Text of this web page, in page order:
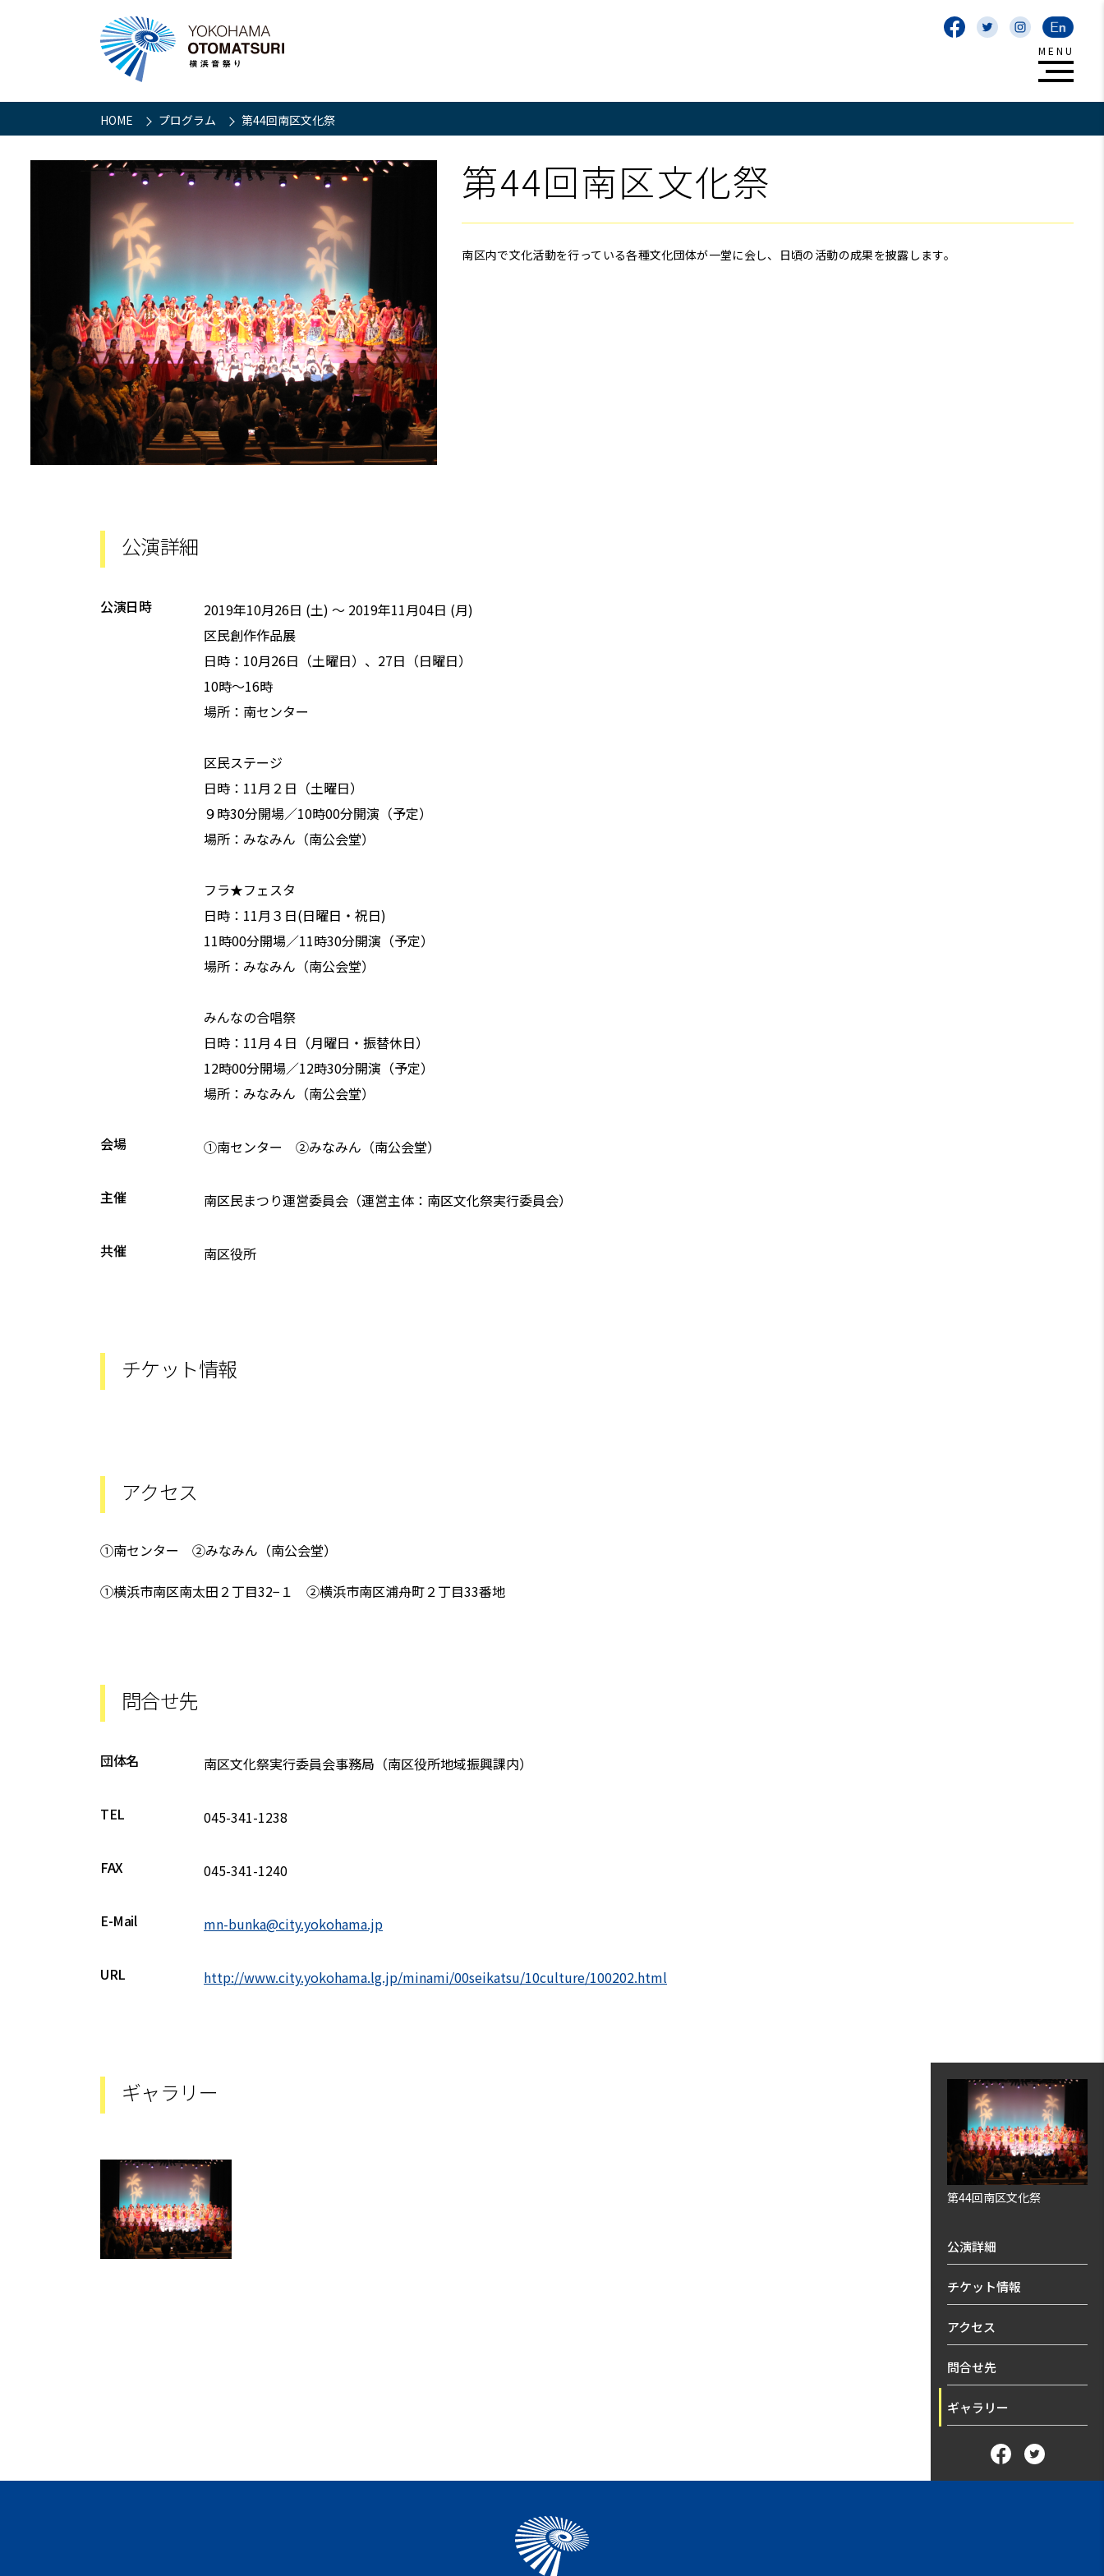
HOME プログラム 第44回南区文化祭
第44回南区文化祭
南区内で文化活動を行っている各種文化団体が一堂に会し、日頃の活動の成果を披露します。
公演詳細
公演日時 2019年10月26日 (土) ～ 2019年11月04日 (月)
区民創作作品展
日時：10月26日（土曜日）、27日（日曜日）
10時～16時
場所：南センター
区民ステージ
日時：11月２日（土曜日）
９時30分開場／10時00分開演（予定）
場所：みなみん（南公会堂）
フラ★フェスタ
日時：11月３日(日曜日・祝日)
11時00分開場／11時30分開演（予定）
場所：みなみん（南公会堂）
みんなの合唱祭
日時：11月４日（月曜日・振替休日）
12時00分開場／12時30分開演（予定）
場所：みなみん（南公会堂）
会場 ①南センター ②みなみん（南公会堂）
主催 南区民まつり運営委員会（運営主体：南区文化祭実行委員会）
共催 南区役所
チケット情報
アクセス
①南センター ②みなみん（南公会堂）
①横浜市南区南太田２丁目32−１ ②横浜市南区浦舟町２丁目33番地
問合せ先
団体名 南区文化祭実行委員会事務局（南区役所地域振興課内）
TEL 045-341-1238
FAX 045-341-1240
E-Mail mn-bunka@city.yokohama.jp
URL http://www.city.yokohama.lg.jp/minami/00seikatsu/10culture/100202.html
ギャラリー
第44回南区文化祭
公演詳細
チケット情報
アクセス
問合せ先
ギャラリー